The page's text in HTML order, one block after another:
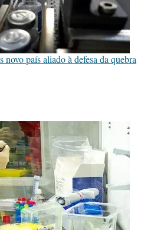
país aliado à defesa da quebra